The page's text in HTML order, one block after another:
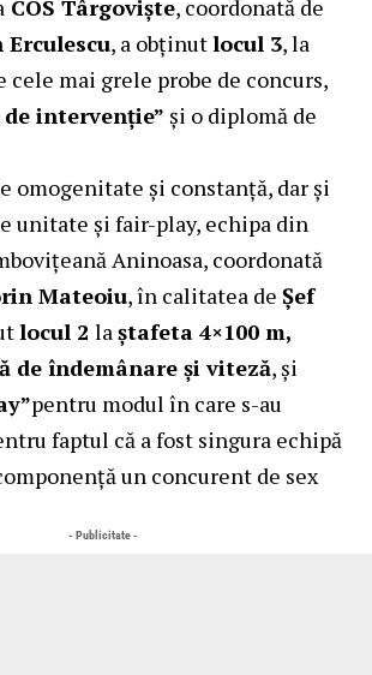
COS Târgoviște, coordonată de
, a obținutlocul 3, la
cele mai grele probe de concurs,
intervenție” și o diplomă de
omogenitate și constanță, dar și
unitate și fair-play, echipa din
Aninoasa, coordonată
Mateoiu, în calitatea de Șef
locul 2 la ştafeta 4×100 m,
de îndemânare și viteză, și
pentru modul în care s-au
faptul că a fost singura echipă
un concurent de sex
- Publicitate -